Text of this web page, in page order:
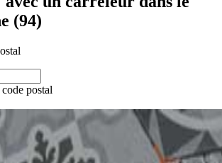
(94)
postal